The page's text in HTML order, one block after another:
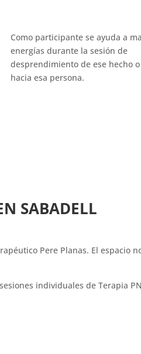
Como participante se ayuda a
energías durante la sesión de
desprendimiento de ese hecho
hacia esa persona.
SABADELL
Pere Planas. El espacio
individuales de Terapia